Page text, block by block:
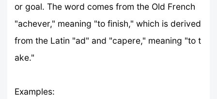
or goal. The word comes from the Old French
"achever," meaning "to finish," which is derived
from the Latin "ad" and "capere," meaning "to t
ake."
Examples: